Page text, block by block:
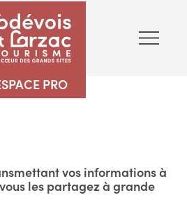
PRO
vos informations à
les partagez à grande